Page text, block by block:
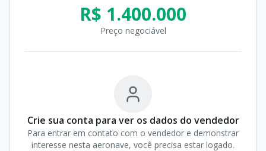
R$ 1.400.000
Preço negociável
Crie sua conta para ver os dados do vendedor
Para entrar em contato com o vendedor e demonstrar
interesse nesta aeronave, você precisa estar logado.